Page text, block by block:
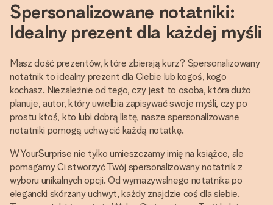
Spersonalizowane notatniki:
Idealny prezent dla każdej myśli
Masz dość prezentów, które zbierają kurz? Spersonalizowany
notatnik to idealny prezent dla Ciebie lub kogoś, kogo
kochasz. Niezależnie od tego, czy jest to osoba, która dużo
planuje, autor, który uwielbia zapisywać swoje myśli, czy po
prostu ktoś, kto lubi dobrą listę, nasze spersonalizowane
notatniki pomogą uchwycić każdą notatkę.
W YourSurprise nie tylko umieszczamy imię na książce, ale
pomagamy Ci stworzyć Twój spersonalizowany notatnik z
wyboru unikalnych opcji. Od wymazywalnego notatnika po
elegancki skórzany uchwyt, każdy znajdzie coś dla siebie.